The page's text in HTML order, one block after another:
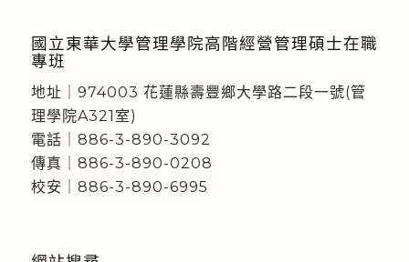
國立東華大學管理學院高階經營管理碩士在職
專班
地址｜974003 花蓮縣壽豐鄉大學路二段一號(管
理學院A321室)
電話｜886-3-890-3092
傳真｜886-3-890-0208
校安｜886-3-890-6995